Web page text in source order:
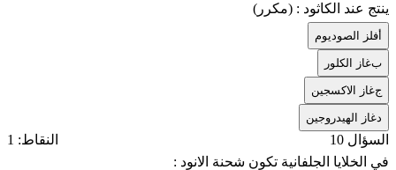
ينتج عند الكاثود : (مكرر)
فلز الصوديوم
بغاز الكلور
جغاز الاكسجين
غاز الهيدروجين
السؤال 10
النقاط: 1
في الخلايا الجلفانية تكون شحنة الانود :